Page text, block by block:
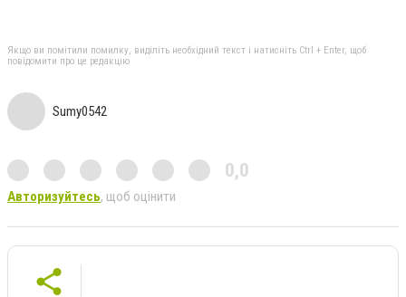
Якщо ви помітили помилку, виділіть необхідний текст і натисніть Ctrl + Enter, щоб
повідомити про це редакцію
Sumy0542
0,0
Авторизуйтесь, щоб оцінити